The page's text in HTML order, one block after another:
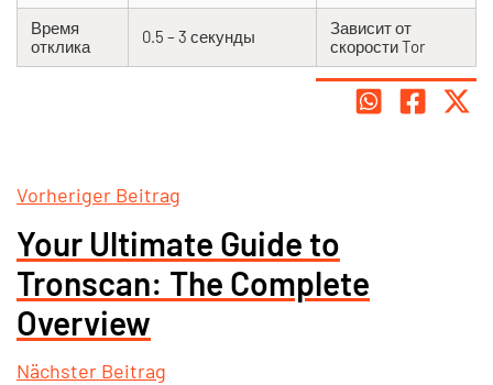
Время
отклика
0.5 – 3 секунды
Зависит от
скорости Tor
Vorheriger Beitrag
Your Ultimate Guide to
Tronscan: The Complete
Overview
Nächster Beitrag